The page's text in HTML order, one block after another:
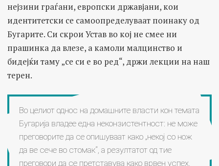
нејзини граѓани, европски државјани, кои
идентитетски се самоопределуваат поинаку од
Бугарите. Си скрои Устав во кој не смее ни
прашинка да влезе, а камоли малцинство и
бидејќи таму „се си е во ред“, држи лекции на наш
терен.
Во целиот однос на домашните власти кон темата
Бугарија владее една неконзистентност: не може
преговорите да се опишуваат како „некој со нож
да ве сече во стомак“, а резултатот од тие
преговори да се претставува како врвен успех.